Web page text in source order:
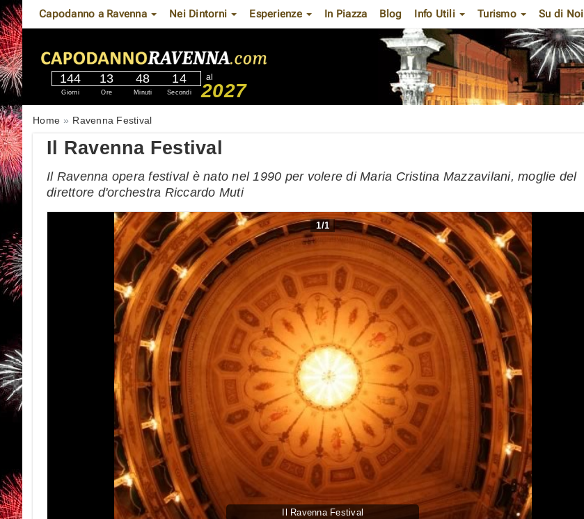
Capodanno a Ravenna Nei Dintorni Esperienze In Piazza Blog Info Utili Turismo Su di Noi
144
Giorni
13
Ore
48
Minuti
13
Secondi
al
2027
Home Ravenna Festival
Il Ravenna Festival
Il Ravenna opera festival è nato nel 1990 per volere di Maria Cristina Mazzavilani, moglie del
direttore d'orchestra Riccardo Muti
1/1
Il Ravenna Festival